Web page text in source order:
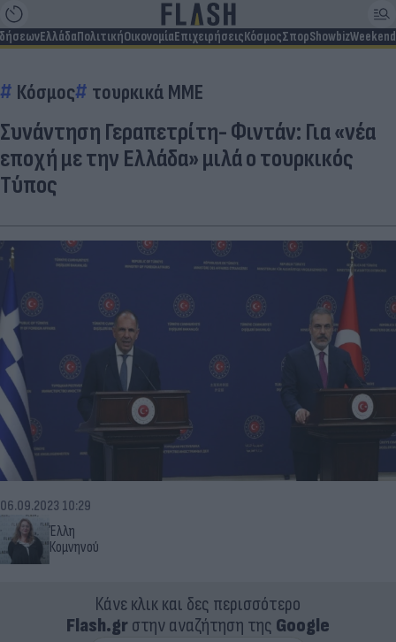
ΕλλάδαΠολιτικήΟικονομίαΕπιχειρήσειςΚόσμοςΣπορShowbizWeekend
Κόσμος τουρκικά ΜΜΕ
Συνάντηση Γεραπετρίτη- Φιντάν: Για «νέα
εποχή με την Ελλάδα» μιλά ο τουρκικός
Τύπος
Έλλη
Κομνηνού
06.09.2023 10:29
Κάνε κλικ και δες περισσότερο
Flash.grστην αναζήτηση της Google